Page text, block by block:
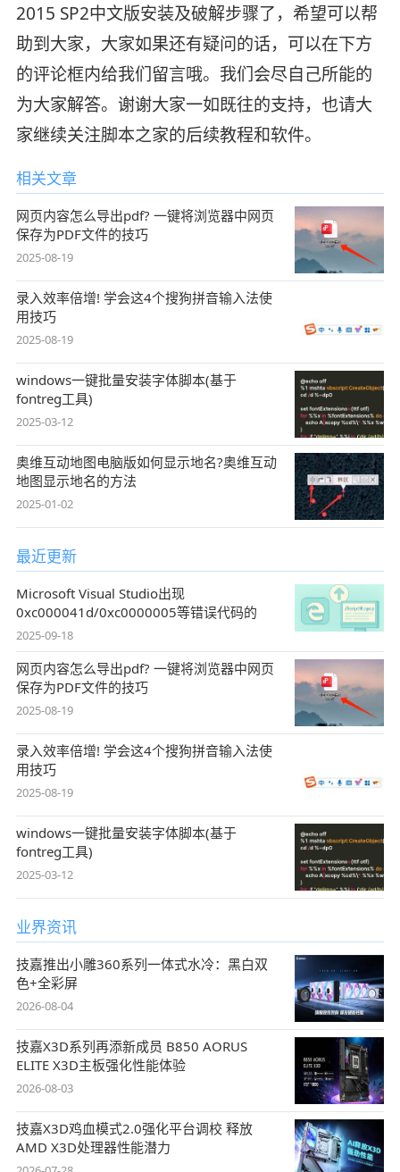
2015 SP2中文版安装及破解步骤了，希望可以帮
助到大家，大家如果还有疑问的话，可以在下方
的评论框内给我们留言哦。我们会尽自己所能的
为大家解答。谢谢大家一如既往的支持，也请大
家继续关注脚本之家的后续教程和软件。
相关文章
网页内容怎么导出pdf? 一键将浏览器中网页
保存为PDF文件的技巧
2025-08-19
录入效率倍增! 学会这4个搜狗拼音输入法使
用技巧
2025-08-19
windows一键批量安装字体脚本(基于
fontreg工具)
2025-03-12
奥维互动地图电脑版如何显示地名?奥维互动
地图显示地名的方法
2025-01-02
最近更新
Microsoft Visual Studio出现
0xc000041d/0xc0000005等错误代码的
2025-09-18
网页内容怎么导出pdf? 一键将浏览器中网页
保存为PDF文件的技巧
2025-08-19
录入效率倍增! 学会这4个搜狗拼音输入法使
用技巧
2025-08-19
windows一键批量安装字体脚本(基于
fontreg工具)
2025-03-12
业界资讯
技嘉推出小雕360系列一体式水冷：黑白双
色+全彩屏
2026-08-04
技嘉X3D系列再添新成员 B850 AORUS
ELITE X3D主板强化性能体验
2026-08-03
技嘉X3D鸡血模式2.0强化平台调校 释放
AMD X3D处理器性能潜力